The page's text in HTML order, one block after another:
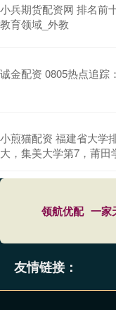
小兵期货配资网 排名前
教育领域_外教
诚金配资 0805热点追踪
小煎猫配资 福建省大学
大，集美大学第7，莆田
领航优配 一家
友情链接：